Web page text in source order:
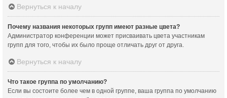
Вернуться к началу
Почему названия некоторых групп имеют разные цвета?
Администратор конференции может присваивать цвета участникам
групп для того, чтобы их было проще отличать друг от друга.
Вернуться к началу
Что такое группа по умолчанию?
Если вы состоите более чем в одной группе, ваша группа по умолчанию